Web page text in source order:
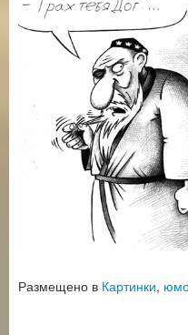
Размещено в Картинки,